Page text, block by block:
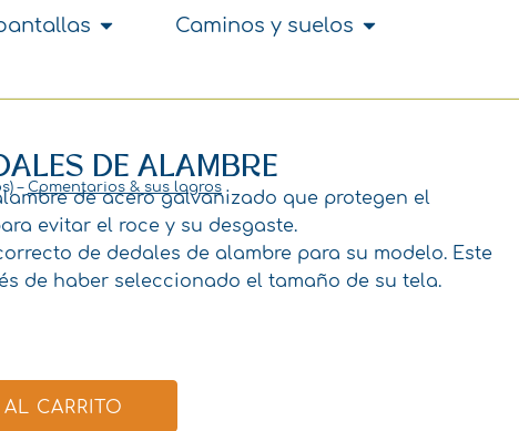
Abrir Cortinas y pantallas
Caminos y suelos Abrir Caminos y
accesorios
DE ALAMBRE
– Comentarios & sus logros
de acero galvanizado que protegen el
evitar el roce y su desgaste.
de dedales de alambre para su modelo. Este
de haber seleccionado el tamaño de su tela.
CARRITO